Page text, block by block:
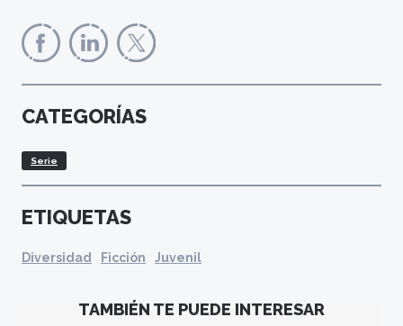
CATEGORÍAS
Serie
ETIQUETAS
Diversidad Ficción Juvenil
TAMBIÉN TE PUEDE INTERESAR